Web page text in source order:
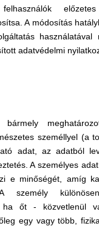
A módosítás
használatával
adatvédelmi
bármely
személlyel (a
adat, az adatból
A személyes
e minőségét, amíg
A személy
ha őt - közvetlenül
egy vagy több,